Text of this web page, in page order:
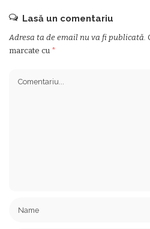
Lasă un comentariu
Adresa ta de email nu va fi publicată.
marcate cu *